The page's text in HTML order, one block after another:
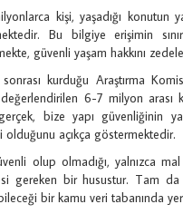
kişi, yaşadığı konutun
Bu bilgiye erişimin
güvenli yaşam hakkını
kurduğu Araştırma
6-7 milyon arası
bize yapı güvenliğinin
açıkça göstermektedir.
olup olmadığı, yalnızca
gereken bir husustur. Tam
bir kamu veri tabanında